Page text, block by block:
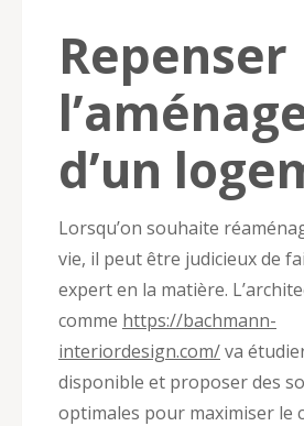
Repenser
d’un
Lorsqu’on souhaite
vie, il peut être judicieux de
expert en la matière.
comme https://bachmann-
interiordesign.com/va
disponible et proposer des
optimales pour maximiser le